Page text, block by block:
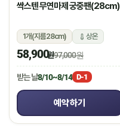
싹스텐 무연마제 궁중팬(28cm)
1개(지름28cm) 상온
58,900원97,000원
받는 날8/10~8/14 D-1
예약하기